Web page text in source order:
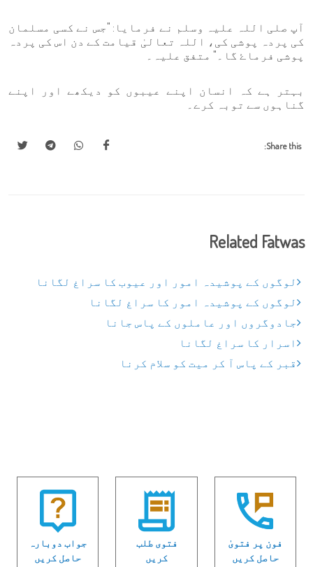
آپ صلی اللہ علیہ وسلم نے فرمایا: "جس نے کسی مسلمان
کی پردہ پوشی کی، اللہ تعالیٰ قیامت کے دن اس کی پردہ
پوشی فرماۓ گا۔" متفق علیہ۔
بہتر ہے کہ انسان اپنے عیبوں کو دیکھے اور اپنے
گناہوں سے توبہ کرے۔
Share this:
Related Fatwas
لوگوں کے پوشیدہ امور اور عیوب کا سراغ لگانا
لوگوں کے پوشیدہ امور کا سراغ لگانا
جادوگروں اور عاملوں کے پاس جانا
اسرار کا سراغ لگانا
قبر کے پاس آ کر میت کو سلام کرنا
فون پر فتویٰ
حاصل کریں
فتوی طلب
کریں
جواب دوبارہ
حاصل کریں